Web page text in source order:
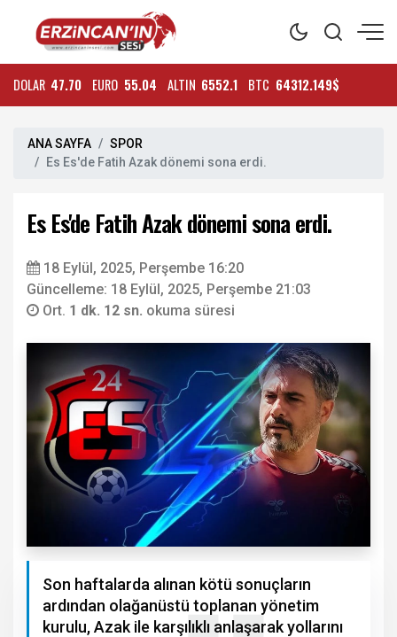
DOLAR 47.70 EURO 55.04 ALTIN 6552.1 BTC 64312.149$
ANA SAYFA
SPOR
Es Es'de Fatih Azak dönemi sona erdi.
Es Es'de Fatih Azak dönemi sona erdi.
18 Eylül, 2025, Perşembe 16:20
Güncelleme: 18 Eylül, 2025, Perşembe 21:03
Ort. 1 dk. 12 sn. okuma süresi
Son haftalarda alınan kötü sonuçların
ardından olağanüstü toplanan yönetim
kurulu, Azak ile karşılıklı anlaşarak yollarını